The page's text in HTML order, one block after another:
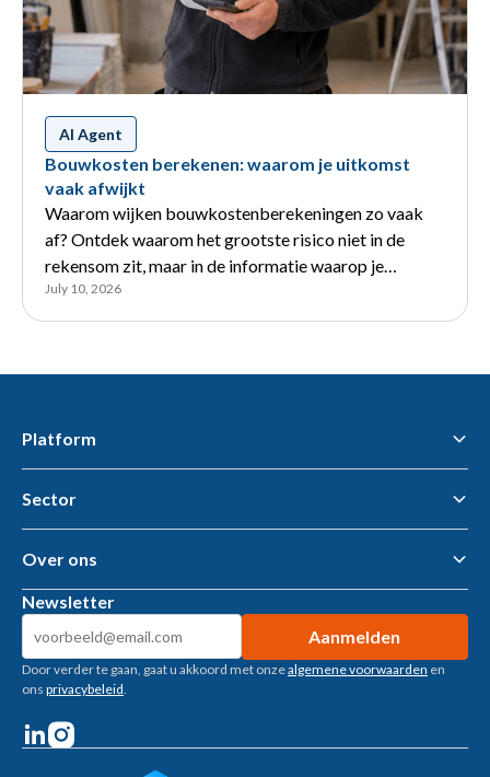
AI Agent
Bouwkosten berekenen: waarom je uitkomst
vaak afwijkt
Waarom wijken bouwkostenberekeningen zo vaak
af? Ontdek waarom het grootste risico niet in de
rekensom zit, maar in de informatie waarop je
calculatie is gebaseerd.
July 10, 2026
Platform
Flawless Workflow Data & AI Platform
Business Intelligence
AI tools & AI Agents
Sector
Gemeenten – openbare ruimte
Woningcorporaties
Metaalbewerking
Bouwtoeleveranciers
Machinebouw
Installatietechniek
Recruitment
Welzijn
Over ons
Over ons
Kennisbank
Klantverhalen
Vacatures
Newsletter
Door verder te gaan, gaat u akkoord met onzealgemene voorwaarden en
ons privacybeleid